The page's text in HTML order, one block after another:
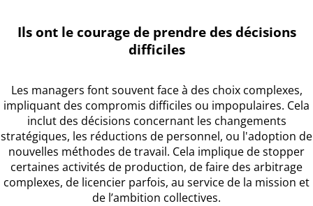
Ils ont le courage de prendre des décisions
difficiles
Les managers font souvent face à des choix complexes,
impliquant des compromis difficiles ou impopulaires. Cela
inclut des décisions concernant les changements
stratégiques, les réductions de personnel, ou l'adoption de
nouvelles méthodes de travail. Cela implique de stopper
certaines activités de production, de faire des arbitrage
complexes, de licencier parfois, au service de la mission et
de l’ambition collectives.